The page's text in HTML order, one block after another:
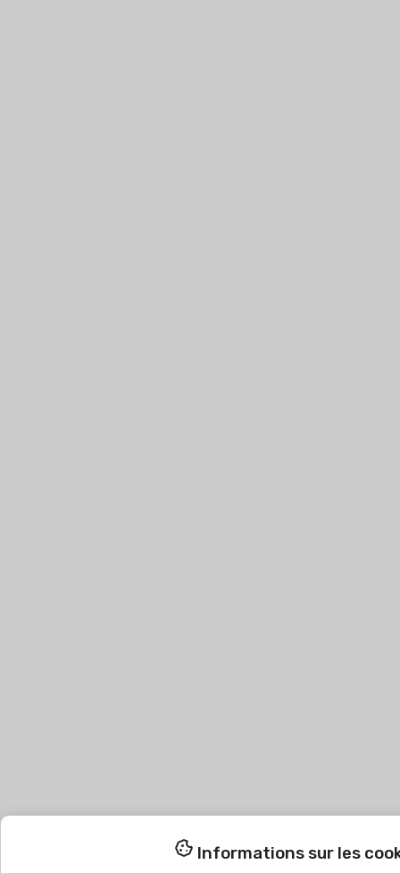
Informations sur les